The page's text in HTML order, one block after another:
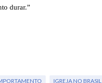
durar.”
IGREJA NO BRASIL